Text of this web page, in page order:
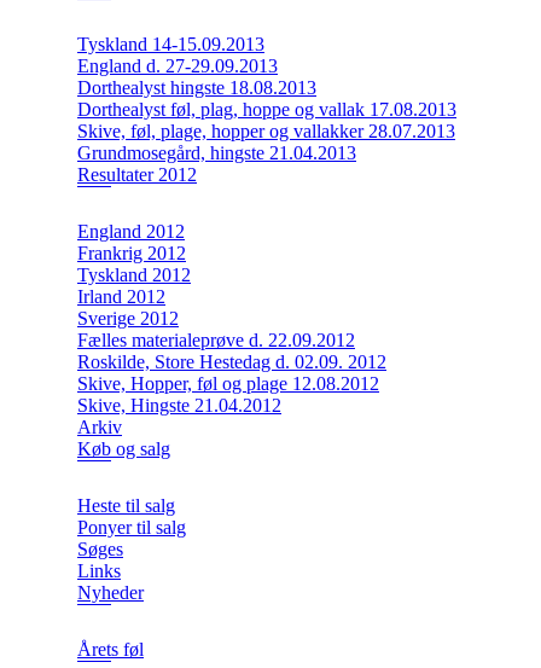
Tyskland 14-15.09.2013
England d. 27-29.09.2013
Dorthealyst hingste 18.08.2013
Dorthealyst føl, plag, hoppe og vallak 17.08.2013
Skive, føl, plage, hopper og vallakker 28.07.2013
Grundmosegård, hingste 21.04.2013
Resultater 2012
England 2012
Frankrig 2012
Tyskland 2012
Irland 2012
Sverige 2012
Fælles materialeprøve d. 22.09.2012
Roskilde, Store Hestedag d. 02.09. 2012
Skive, Hopper, føl og plage 12.08.2012
Skive, Hingste 21.04.2012
Arkiv
Køb og salg
Heste til salg
Ponyer til salg
Søges
Links
Nyheder
Årets føl